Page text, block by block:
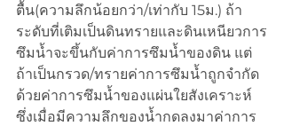
ตื้น(ความลึกน้อยกว่า/เท่ากับ 15ม.) ถ้า
ระดับที่เติมเป็นดินทรายและดินเหนียวการ
ซึมน้ำจะขึ้นกับค่าการซึมน้ำของดิน แต่
ถ้าเป็นกรวด/ทรายค่าการซึมน้ำถูกจำกัด
ด้วยค่าการซึมน้ำของแผ่นใยสังเคราะห์
ซึ่งเมื่อมีความลึกของน้ำกดลงมาค่าการ